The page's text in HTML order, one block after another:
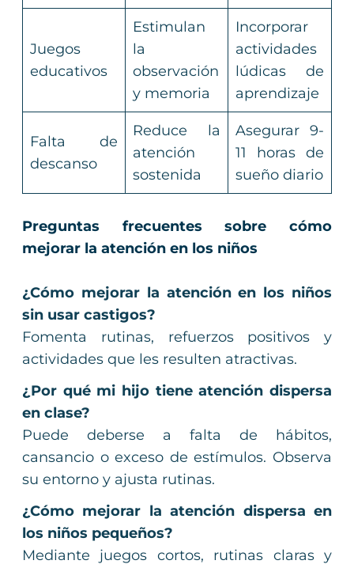
Juegos
educativos
Estimulan
la
observación
y memoria
Incorporar
actividades
lúdicas de
aprendizaje
Falta de
descanso
Reduce la
atención
sostenida
Asegurar 9-
11 horas de
sueño diario
Preguntas frecuentes sobre cómo
mejorar la atención en los niños
¿Cómo mejorar la atención en los niños
sin usar castigos?
Fomenta rutinas, refuerzos positivos y
actividades que les resulten atractivas.
¿Por qué mi hijo tiene atención dispersa
en clase?
Puede deberse a falta de hábitos,
cansancio o exceso de estímulos. Observa
su entorno y ajusta rutinas.
¿Cómo mejorar la atención dispersa en
los niños pequeños?
Mediante juegos cortos, rutinas claras y